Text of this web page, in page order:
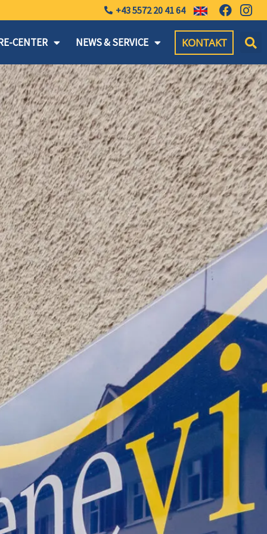
+43 5572 20 41 64
CENTER NEWS & SERVICE KONTAKT